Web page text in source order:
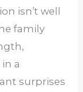
isn’t well
family
a
surprises